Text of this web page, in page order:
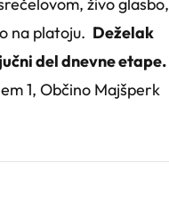
na platoju. Deželak
del dnevne etape.
1, Občino Majšperk